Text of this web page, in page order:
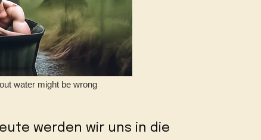
werden wir uns in die